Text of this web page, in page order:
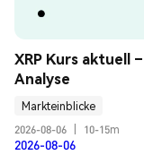
XRP Kurs aktuell
Analyse
Markteinblicke
2026-08-06
10-15m
2026-08-06